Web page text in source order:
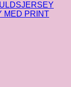
MED PRINT